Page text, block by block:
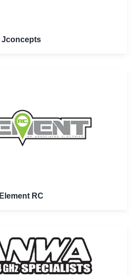
Jconcepts
Element RC